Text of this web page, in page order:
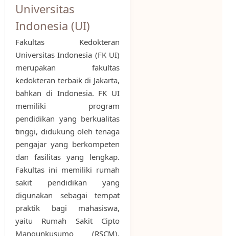
Universitas
Indonesia (UI)
Fakultas Kedokteran
Universitas Indonesia (FK UI)
merupakan fakultas
kedokteran terbaik di Jakarta,
bahkan di Indonesia. FK UI
memiliki program
pendidikan yang berkualitas
tinggi, didukung oleh tenaga
pengajar yang berkompeten
dan fasilitas yang lengkap.
Fakultas ini memiliki rumah
sakit pendidikan yang
digunakan sebagai tempat
praktik bagi mahasiswa,
yaitu Rumah Sakit Cipto
Mangunkusumo (RSCM),